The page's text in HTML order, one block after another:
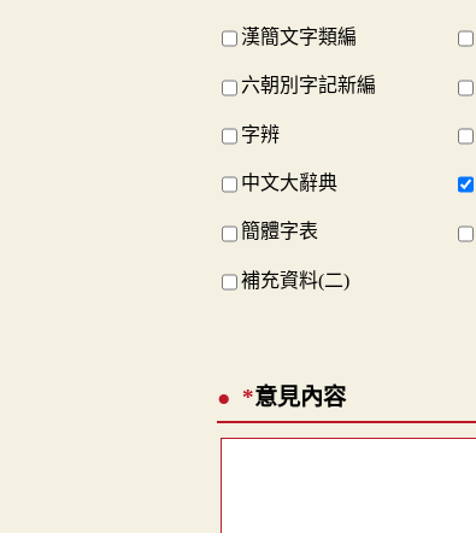
漢簡文字類編
六朝別字記新編
字辨
中文大辭典
簡體字表
補充資料(二)
*意見內容